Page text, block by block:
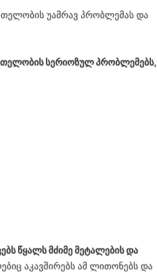
უამრავ პრობლემას და
სერიოზულ პრობლემებს,
წყალს მძიმე მეტალების და
აკავშირებს ამ ლითონებს და